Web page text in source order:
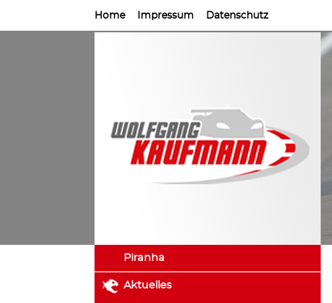
Home Impressum Datenschutz
Piranha
Aktuelles